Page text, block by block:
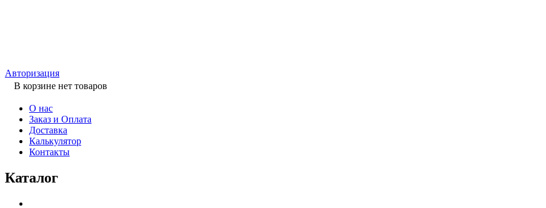
Авторизация
В корзине нет товаров
О нас
Заказ и Оплата
Доставка
Калькулятор
Контакты
Каталог